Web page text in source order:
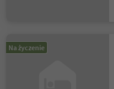
Na życzenie